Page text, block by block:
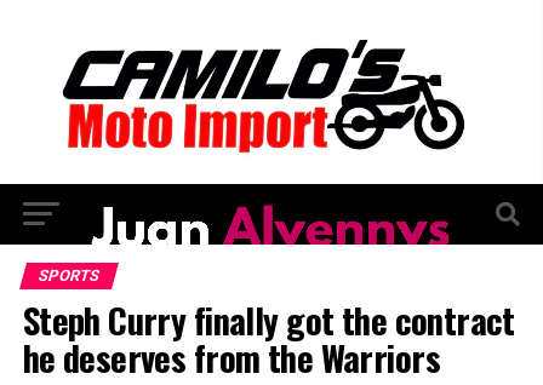
SPORTS
Steph Curry finally got the contract
he deserves from the Warriors